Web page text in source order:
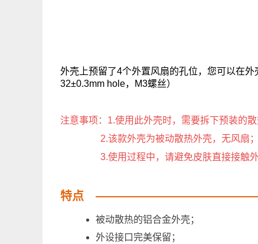
外壳上预留了4个外置风扇的孔位，您可以在
32±0.3mm hole，M3螺丝）
注意事项：1.使用此外壳时，需要拆下预装的散
2.该款外壳为被动散热外壳，无风扇；
3.使用过程中，请避免皮肤直接接触外
特点
被动散热的铝合金外壳；
外设接口完美保留；